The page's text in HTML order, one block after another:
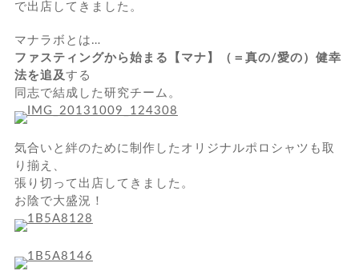
で出店してきました。
マナラボとは…
ファスティングから始まる【マナ】（＝真の/愛の）健幸
法を追及する
同志で結成した研究チーム。
気合いと絆のために制作したオリジナルポロシャツも取
り揃え、
張り切って出店してきました。
お陰で大盛況！